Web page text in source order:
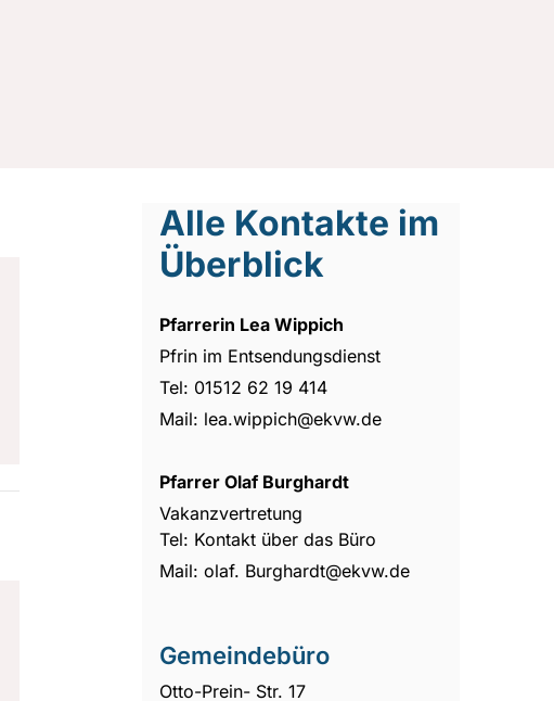
Alle Kontakte im
Überblick
Pfarrerin Lea Wippich
Pfrin im Entsendungsdienst
Tel: 01512 62 19 414
Mail: lea.wippich@ekvw.de
Pfarrer Olaf Burghardt
Vakanzvertretung
Tel: Kontakt über das Büro
Mail: olaf. Burghardt@ekvw.de
Gemeindebüro
Otto-Prein- Str. 17